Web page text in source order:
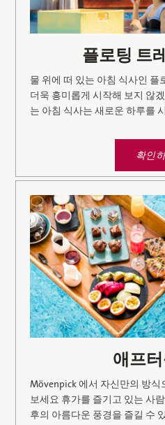
플로팅 트
물 위에 떠 있는 아침 식사인
더욱 흥미롭게 시작해 보지 않
는 아침 식사는 새로운 하루를
확인
애프
Mövenpick 에서 자신만의 방
보세요 휴가를 즐기고 있는 사
후의 아름다운 풍경을 즐길 수